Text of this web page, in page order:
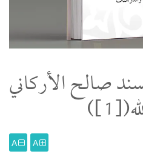
صالح الأركاني
A
A